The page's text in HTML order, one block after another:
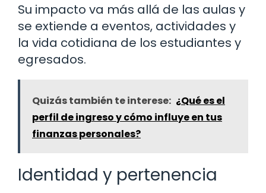
Su impacto va más allá de las aulas y
se extiende a eventos, actividades y
la vida cotidiana de los estudiantes y
egresados.
Quizás también te interese: ¿Qué es el
perfil de ingreso y cómo influye en tus
finanzas personales?
Identidad y pertenencia